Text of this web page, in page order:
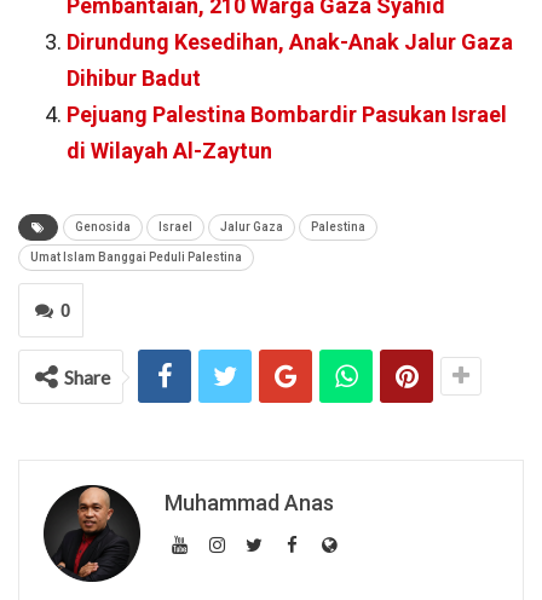
Pembantaian, 210 Warga Gaza Syahid
Dirundung Kesedihan, Anak-Anak Jalur Gaza
Dihibur Badut
Pejuang Palestina Bombardir Pasukan Israel
di Wilayah Al-Zaytun
Genosida Israel Jalur Gaza Palestina
Umat Islam Banggai Peduli Palestina
0
Share
Muhammad Anas